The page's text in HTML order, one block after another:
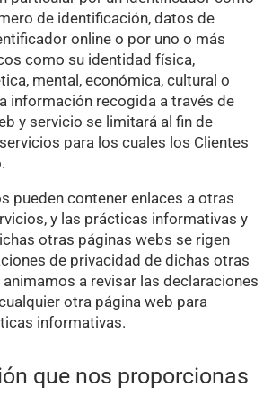
de identificación, datos de
online o por uno o más
como su identidad física,
mental, económica, cultural o
información recogida a través de
y servicio se limitará al fin de
para los cuales los Clientes
pueden contener enlaces a otras
y las prácticas informativas y
otras páginas webs se rigen
de privacidad de dichas otras
a revisar las declaraciones
otra página web para
informativas.
que nos proporcionas